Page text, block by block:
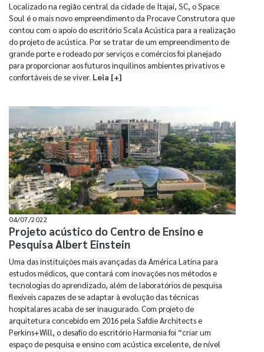
Localizado na região central da cidade de Itajaí, SC, o Space
Soul é o mais novo empreendimento da Procave Construtora que
contou com o apoio do escritório Scala Acústica para a realização
do projeto de acústica. Por se tratar de um empreendimento de
grande porte e rodeado por serviços e comércios foi planejado
para proporcionar aos futuros inquilinos ambientes privativos e
confortáveis de se viver. Leia [+]
04/07/2022
Projeto acústico do Centro de Ensino e
Pesquisa Albert Einstein
Uma das instituições mais avançadas da América Latina para
estudos médicos, que contará com inovações nos métodos e
tecnologias do aprendizado, além de laboratórios de pesquisa
flexíveis capazes de se adaptar à evolução das técnicas
hospitalares acaba de ser inaugurado. Com projeto de
arquitetura concebido em 2016 pela Safdie Architects e
Perkins+Will, o desafio do escritório Harmonia foi “criar um
espaço de pesquisa e ensino com acústica excelente, de nível